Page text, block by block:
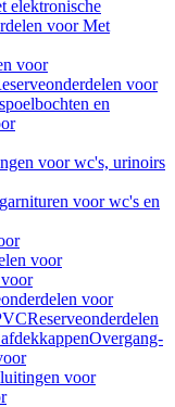
elektronische
voor Met
voor
voor
en
voor wc's, urinoirs
voor wc's en
voor
voor
Reserveonderdelen
Overgang-
voor